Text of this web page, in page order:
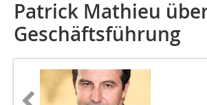
Patrick Mathieu
Geschäftsfüh­rung